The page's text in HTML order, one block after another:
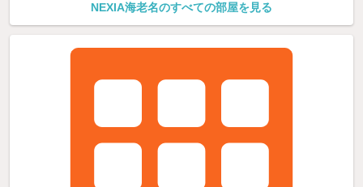
NEXIA海老名のすべての部屋を見る